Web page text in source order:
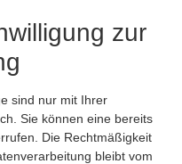
zur
sind nur mit Ihrer
Sie können eine bereits
Die Rechtmäßigkeit
bleibt vom